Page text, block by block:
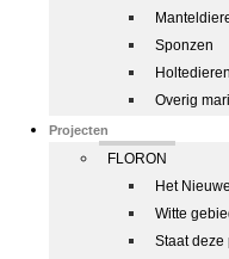
Sponzen
Holtedieren
Overig
Projecten
FLORON
Het
Witte
Staat deze